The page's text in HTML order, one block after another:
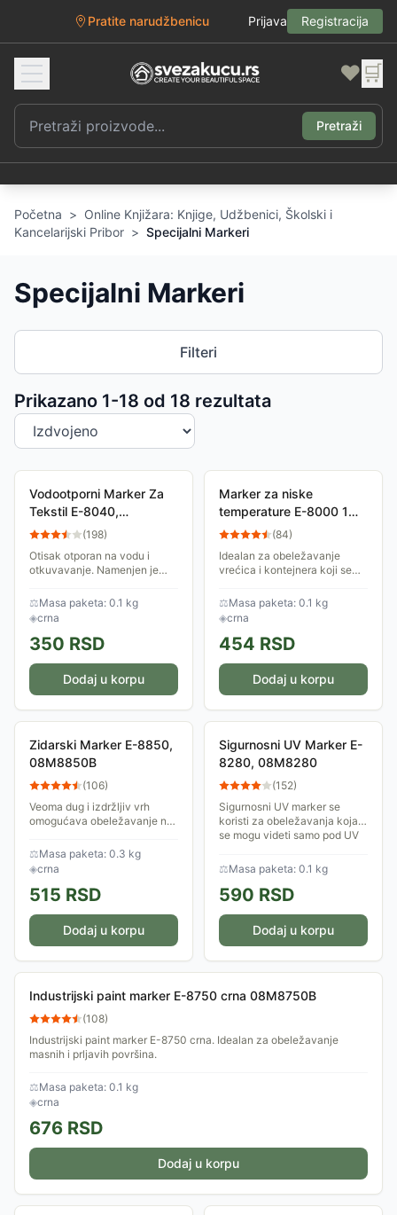
Pratite narudžbenicu Prijava Registracija
❤️ 🛒
Pretraži
Početna > Online Knjižara: Knjige, Udžbenici, Školski i
Kancelarijski Pribor > Specijalni Markeri
Specijalni Markeri
Filteri
Prikazano 1-18 od 18 rezultata
Sortiranje proizvoda
Vodootporni Marker Za
Tekstil E-8040,
08M8040
(198)
Otisak otporan na vodu i
otkuvavanje. Namenjen je
Debljina linije 1 mm. Boja:
crna.
⚖Masa paketa: 0.1 kg
◈crna
350 RSD
Dodaj u korpu
Marker za niske
temperature E-8000 1
mm 08M8000
(84)
Idealan za obeležavanje
vrećica i kontejnera koji se
temperaturama, ovaj marker
je punjen mastilom koje je
otporno na veoma niske...
⚖Masa paketa: 0.1 kg
◈crna
454 RSD
Dodaj u korpu
Zidarski Marker E-8850,
08M8850B
(106)
Veoma dug i izdržljiv vrh
omogućava obeležavanje na
⚖Masa paketa: 0.3 kg
◈crna
515 RSD
Dodaj u korpu
Sigurnosni UV Marker E-
8280, 08M8280
(152)
Sigurnosni UV marker se
koristi za obeležavanja koja
se mogu videti samo pod UV
linije: 1,5 - 3 mm.
⚖Masa paketa: 0.1 kg
590 RSD
Dodaj u korpu
Industrijski paint marker E-8750 crna 08M8750B
(108)
Industrijski paint marker E-8750 crna. Idealan za obeležavanje
masnih i prljavih površina.
⚖Masa paketa: 0.1 kg
◈crna
676 RSD
Dodaj u korpu